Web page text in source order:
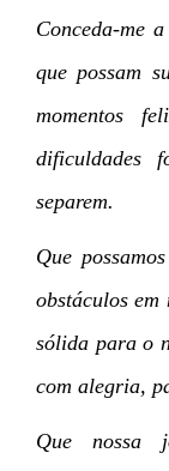
Conceda-me
que possam
momentos
dificuldades
separem.
Que
obstáculos em
sólida para o
com alegria,
Que nossa